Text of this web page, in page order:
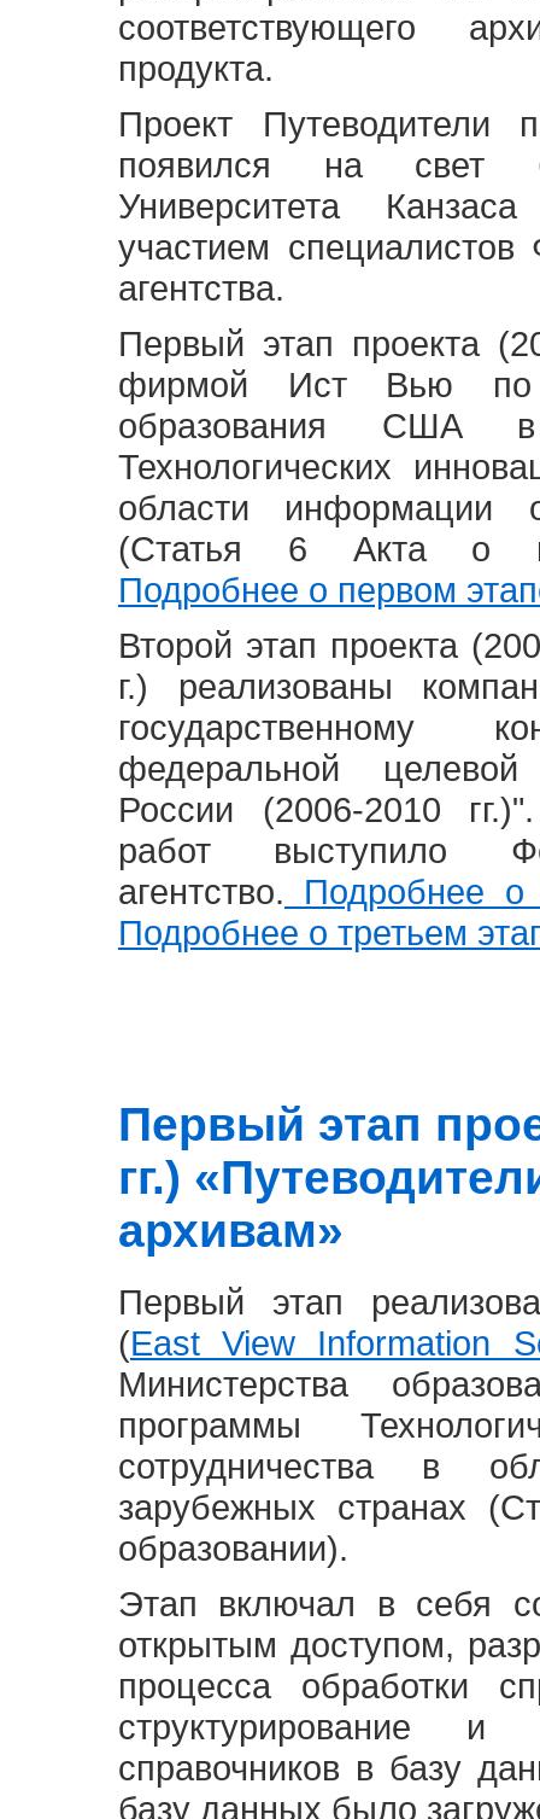
соответствующего
продукта.
Проект Путеводители
появился на свет
Университета
участием специалистов
агентства.
Первый этап проекта
фирмой Ист Вью по
образования США
Технологических
области информации
(Статья 6 Акта о
Подробнее о первом
Второй этап проекта
г.) реализованы
государственному
федеральной
России (2006-2010
работ выступило
агентство. Подробнее о
Подробнее о третьем
Первый этап
гг.)
архивам»
Первый этап
(East View Information
Министерства
программы
сотрудничества в
зарубежных странах
образовании).
Этап включал в себя
открытым доступом,
процесса обработки
структурирование и
справочников в базу
базу данных было